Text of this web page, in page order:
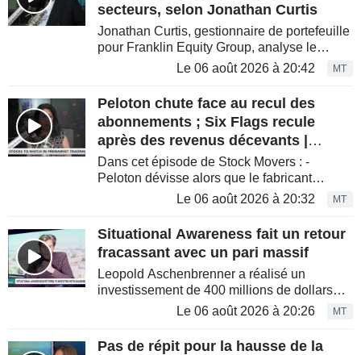
secteurs, selon Jonathan Curtis
Jonathan Curtis, gestionnaire de portefeuille
pour Franklin Equity Group, analyse le
secteur de l'intelligence artificielle et
observés dans le...
Le 06 août 2026 à 20:42 MT
Peloton chute face au recul des
abonnements ; Six Flags recule
après des revenus décevants |
Mouvements de marché
Dans cet épisode de Stock Movers : -
Peloton dévisse alors que le fabricant
d'équipements de fitness a enregistré une
d'attrition » — de ses...
Le 06 août 2026 à 20:32 MT
Situational Awareness fait un retour
fracassant avec un pari massif
Leopold Aschenbrenner a réalisé un
investissement de 400 millions de dollars
dans une société non cotée, selon des
de Bloomberg, revient sur le...
Le 06 août 2026 à 20:26 MT
Pas de répit pour la hausse de la